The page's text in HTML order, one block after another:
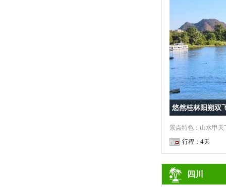
悠然桂林阳朔双
行程：4天
四川